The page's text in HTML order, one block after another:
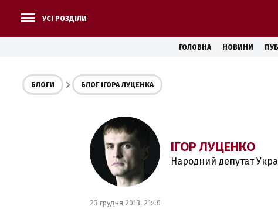
УСІ РОЗДІЛИ
ГОЛОВНА НОВИНИ
БЛОГИ БЛОГ ІГОРА ЛУЦЕНКА
ІГОР ЛУЦЕНКО
Народний депутат
23 грудня 2013, 21:40